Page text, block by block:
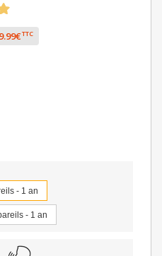
TTC
- 1 an
- 1 an